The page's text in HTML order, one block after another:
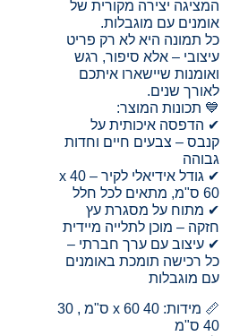
המציגה יצירה מקורית של
אומנים עם מוגבלות.
כל תמונה היא לא רק פריט
עיצובי – אלא סיפור, רגש
ואומנות שיישארו איתכם
לאורך שנים.
💙 תכונות המוצר:
✔ הדפסה איכותית על
קנבס – צבעים חיים וחדות
גבוהה
✔ גודל אידיאלי לקיר – 40 x
60 ס"מ, מתאים לכל חלל
✔ מתוח על מסגרת עץ
חזקה – מוכן לתלייה מיידית
✔ עיצוב עם ערך חברתי –
כל רכישה תומכת באומנים
עם מוגבלות
📏 מידות: 40 x 60 ס"מ , 30
40 ס"מ